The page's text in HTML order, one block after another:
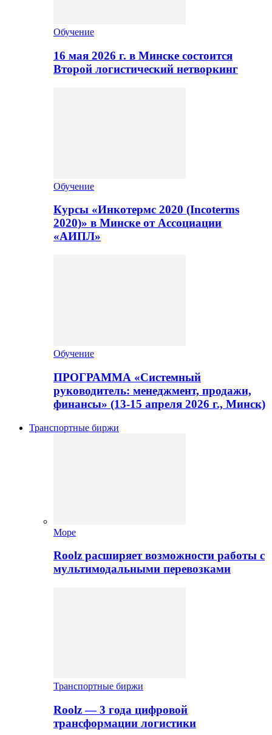
Обучение
16 мая 2026 г. в Минске состоится
Второй логистический нетворкинг
Обучение
Курсы «Инкотермс 2020 (Incoterms
2020)» в Минске от Ассоциации
«АИПЛ»
Обучение
ПРОГРАММА «Системный
руководитель: менеджмент, продажи,
финансы» (13-15 апреля 2026 г., Минск)
Транспортные биржи
Море
Roolz расширяет возможности работы с
мультимодальными перевозками
Транспортные биржи
Roolz — 3 года цифровой
трансформации логистики